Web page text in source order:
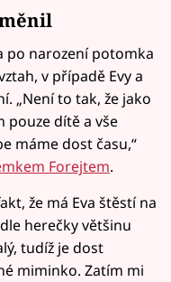
po narození potomka
v případě Evy a
„Není to tak, že jako
pouze dítě a vše
máme dost času,“
Forejtem.
že má Eva štěstí na
herečky většinu
tudíž je dost
miminko. Zatím mi